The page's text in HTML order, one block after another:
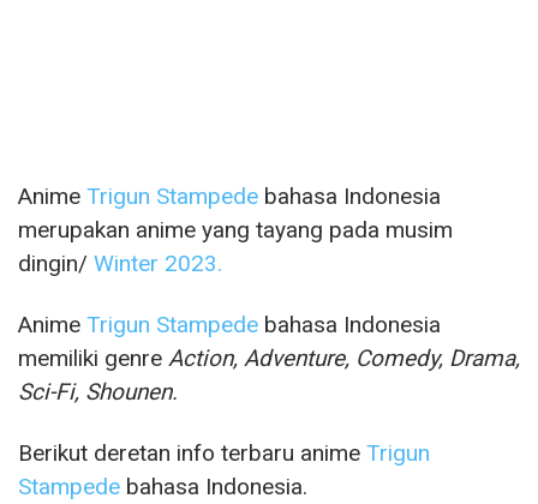
Anime Trigun Stampede bahasa Indonesia
merupakan anime yang tayang pada musim
dingin/ Winter 2023.
Anime Trigun Stampede bahasa Indonesia
memiliki genre Action, Adventure, Comedy, Drama,
Sci-Fi, Shounen.
Berikut deretan info terbaru anime Trigun
Stampede bahasa Indonesia.